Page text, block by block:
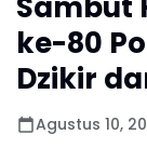
ke-80
Dzikir
Agustus 10,